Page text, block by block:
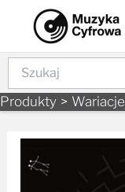
content
Szukaj
Produkty
Wariacje